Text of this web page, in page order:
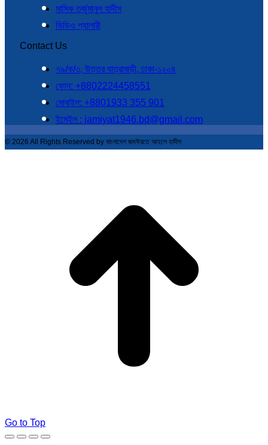
মাসিক তর্জুমানুল হাদীস
ভিডিও গ্যালারী
Contact Us
৭৯/ক/৩, উত্তর যাত্রাবাড়ী, ঢাকা-১২০৪
ফোন: +8802224458551
মোবাইল: +8801933 355 901
ইমেইল : jamiyat1946.bd@gmail.com
© 2026 All Rights Reserved by বাংলাদেশ জমঈয়তে আহলে হাদীস
Go to Top